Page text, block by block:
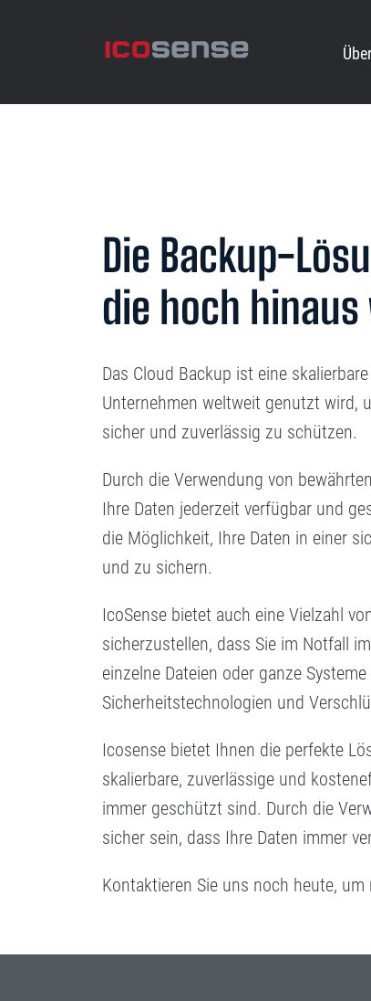
Die Backup-
die hoch
Das Cloud Backup ist eine
Unternehmen weltweit genutzt wird,
sicher und zuverlässig zu schützen.
Durch die Verwendung von
Ihre Daten jederzeit verfügbar und
die Möglichkeit, Ihre Daten in einer
und zu sichern.
IcoSense bietet auch eine Vielzahl
sicherzustellen, dass Sie im Notfall
einzelne Dateien oder ganze
Sicherheitstechnologien und
Icosense bietet Ihnen die perfekte
skalierbare, zuverlässige und
immer geschützt sind. Durch die
sicher sein, dass Ihre Daten immer
Kontaktieren Sie uns noch heute,